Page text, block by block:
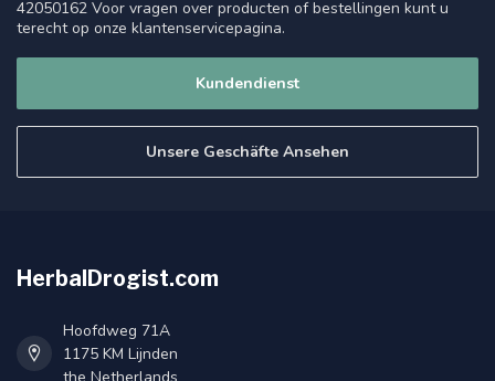
42050162 Voor vragen over producten of bestellingen kunt u
terecht op onze klantenservicepagina.
Kundendienst
Unsere Geschäfte Ansehen
HerbalDrogist.com
Hoofdweg 71A
1175 KM Lijnden